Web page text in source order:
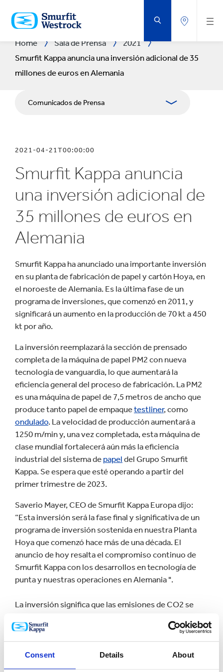
Consent Details About
AL
CONTENIDO
PRINCIPAL
Home Sala de Prensa
2021
Smurfit Kappa anuncia una inversión adicional de 35
millones de euros en Alemania
Comunicados de Prensa
Relaciones con Prensa
Blog
2021-04-21T00:00:00
Smurfit Kappa anuncia
una inversión adicional de
35 millones de euros en
Alemania
Smurfit Kappa ha anunciado una importante inversión
en su planta de fabricación de papel y cartón Hoya, en
el noroeste de Alemania. Es la última fase de un
programa de inversiones, que comenzó en 2011, y
significará un aumento en la producción de 70 kt a 450
kt por año.
La inversión reemplazará la sección de prensado
completa de la máquina de papel PM2 con nueva
tecnología de vanguardia, lo que aumentará la
eficiencia general del proceso de fabricación. La PM2
es una máquina de papel de 7,5 metros de ancho que
produce tanto papel de empaquetestliner, como
ondulado. La velocidad de producción aumentará a
1250 m/min y, una vez completada, esta máquina de
clase mundial fortalecerá aún más la eficiencia
industrial del sistema de papel del Grupo Smurfit
Kappa. Se espera que esté operando a partir del
primer trimestre de 2023.
Saverio Mayer, CEO de Smurfit Kappa Europa dijo:
“Esta inversión será la fase final y significativa de un
programa de inversión sostenida en nuestra Planta
Hoya que comenzó hace más de una década. El
anuncio de hoy resalta el compromiso continuo de
Smurfit Kappa con los desarrollos en tecnología de
punta y nuestras operaciones en Alemania ".
La inversión significa que las emisiones de CO2 se
También comentando sobre la inversión, Andreas
Noss, Director de la Planta Hoya de Smurfit Kappa,
dijo: “Esta inversión hará de la PM2 una máquina de